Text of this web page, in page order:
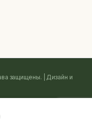
защищены. | Дизайн и
использования